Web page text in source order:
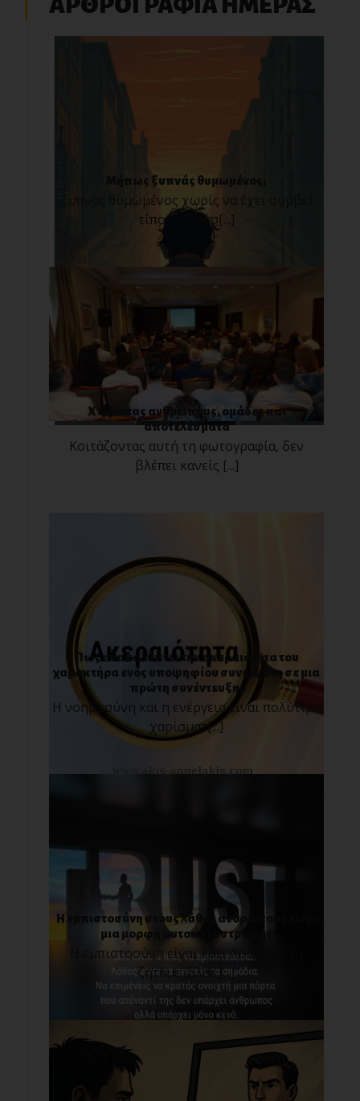
Μήπως ξυπνάς θυμωμένος;
Ξυπνάς θυμωμένος χωρίς να έχει συμβεί
τίποτα; Πρόσ[...]
Χτίζοντας ανθρώπους, ομάδες και
αποτελέσματα
Κοιτάζοντας αυτή τη φωτογραφία, δεν
βλέπει κανείς [...]
Πως ανακαλύπτω την ακεραιότητα του
χαρακτήρα ενός υποψηφίου συνεργάτη σε μια
πρώτη συνέντευξη;
Η νοημοσύνη και η ενέργεια είναι πολύτιμα
χαρίσματ[...]
Η εμπιστοσύνη στους λάθος ανθρώπους είναι
μια μορφή αυτοκαταστροφής
Η εμπιστοσύνη είναι κάτι που όλοι τη
ζητάμε, όλοι [...]